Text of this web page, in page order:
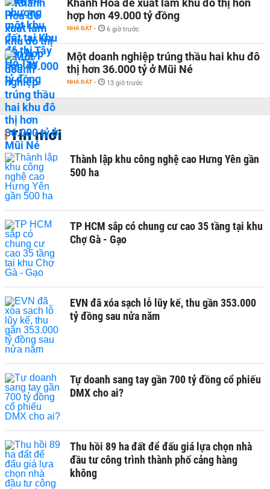
Khánh Hòa đề xuất làm khu đô thị hỗn
hợp hơn 49.000 tỷ đồng
NHÀ ĐẤT - 6 giờ trước
Một doanh nghiệp trúng thầu hai khu đô
thị hơn 36.000 tỷ ở Mũi Né
NHÀ ĐẤT - 13 giờ trước
Tin mới
Thành lập khu công nghệ cao Hưng Yên gần
500 ha
TP HCM sắp có chung cư cao 35 tầng tại khu
Chợ Gà - Gạo
EVN đã xóa sạch lỗ lũy kế, thu gần 353.000
tỷ đồng sau nửa năm
Tự doanh sang tay gần 700 tỷ đồng cổ phiếu
DMX cho ai?
Thu hồi 89 ha đất để đấu giá lựa chọn nhà
đầu tư công trình thành phố cảng hàng
không